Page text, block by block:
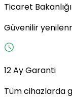
Ticaret
Güvenilir
12 Ay Garanti
Tüm cihazlarda